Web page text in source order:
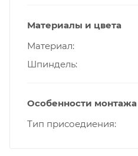
Материалы и цвета
Материал
Шпиндель
Особенности монтажа
Тип присоедиения